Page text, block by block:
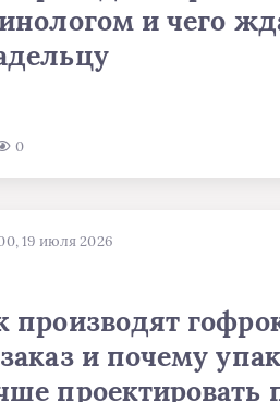
и чего
0
19 июля 2026
производят
и почему
проектировать